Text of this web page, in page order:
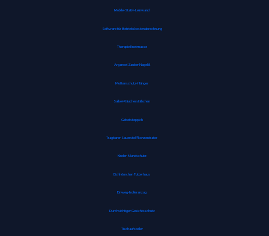
Mobile-Stativ-Leinwand
Software für Betriebskostenabrechnung
Therapie Knetmasse
Arganoel-Zauber Nagelöl
Mottenschutz-Hänger
Salbei-Räucherstäbchen
Gebetsteppich
Tragbarer Sauerstoffkonzentrator
Kinder-Mundschutz
Eichhörnchen Futterhaus
Einweg-Isolieranzug
Durchsichtiger Gesichtsschutz
Tischaufsteller